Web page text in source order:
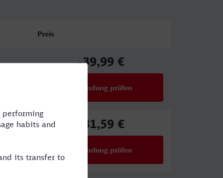
Preis
ab39,99 €
Verbindung prüfen
81,59 €
Verbindung prüfen